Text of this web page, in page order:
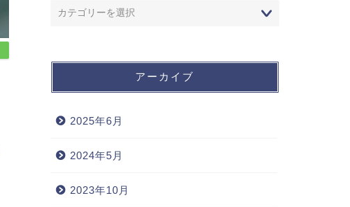
アーカイブ
2025年6月
2024年5月
2023年10月